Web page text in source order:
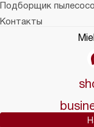
Подборщик
Контакты